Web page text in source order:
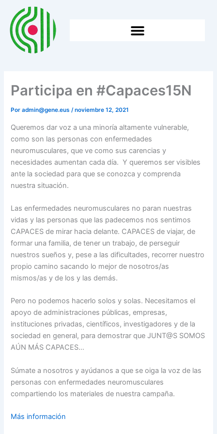
contenido
Participa en #Capaces15N
Poradmin@gene.eus/noviembre 12, 2021
Queremos dar voz a una minoría altamente vulnerable,
como son las personas con enfermedades
neuromusculares, que ve como sus carencias y
necesidades aumentan cada día. Y queremos ser visibles
ante la sociedad para que se conozca y comprenda
nuestra situación.
Las enfermedades neuromusculares no paran nuestras
vidas y las personas que las padecemos nos sentimos
CAPACES de mirar hacia delante. CAPACES de viajar, de
formar una familia, de tener un trabajo, de perseguir
nuestros sueños y, pese a las dificultades, recorrer nuestro
propio camino sacando lo mejor de nosotros/as
mismos/as y de los y las demás.
Pero no podemos hacerlo solos y solas. Necesitamos el
apoyo de administraciones públicas, empresas,
instituciones privadas, científicos, investigadores y de la
sociedad en general, para demostrar que JUNT@S SOMOS
AÚN MÁS CAPACES…
Súmate a nosotros y ayúdanos a que se oiga la voz de las
personas con enfermedades neuromusculares
compartiendo los materiales de nuestra campaña.
Más información